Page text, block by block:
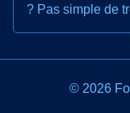
? Pas simple de
© 2026